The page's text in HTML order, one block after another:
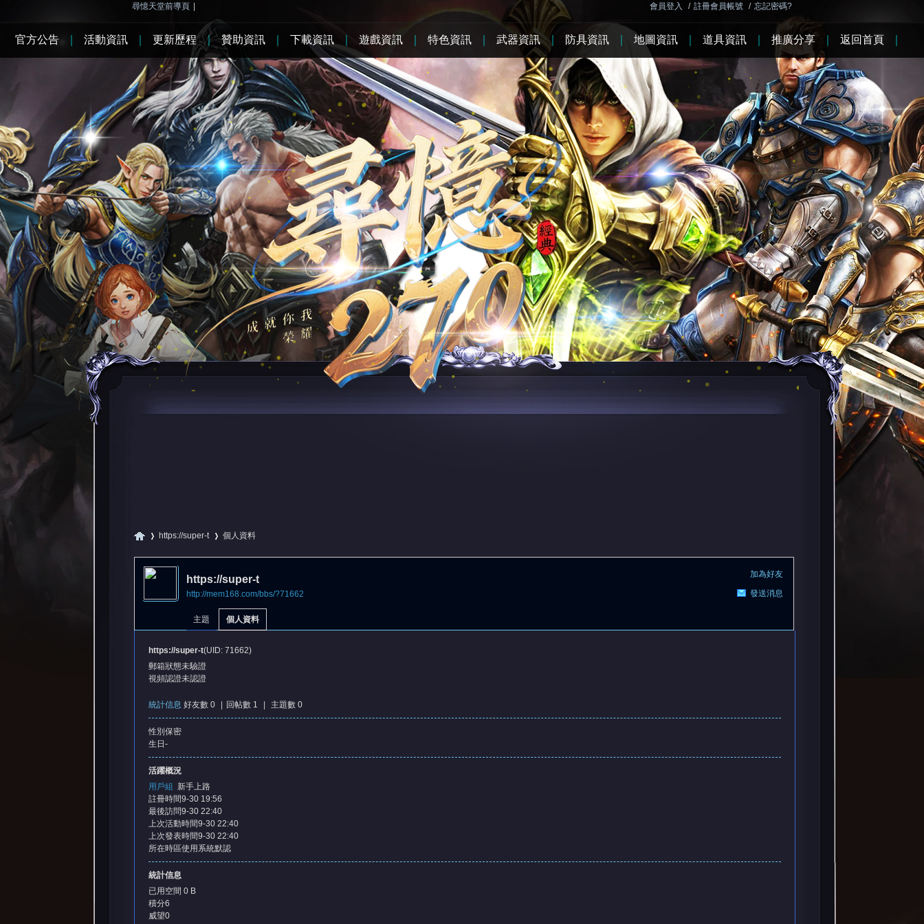
尋憶天堂前導頁 會員登入 / 註冊會員帳號 / 忘記密碼?
https://super-t
›
個人資料
加為好友
發送消息
https://super-t
http://mem168.com/bbs/?71662
主題 個人資料
https://super-t(UID: 71662)
郵箱狀態未驗證
視頻認證未認證
統計信息 好友數 0 回帖數 1 主題數 0
性別 保密
生日 -
活躍概況
用戶組
新手上路
註冊時間9-30 19:56
最後訪問9-30 22:40
上次活動時間9-30 22:40
上次發表時間9-30 22:40
所在時區使用系統默認
統計信息
已用空間 0 B
積分6
威望0